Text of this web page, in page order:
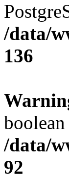
/data/
136
/data/
92